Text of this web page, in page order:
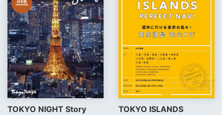
TOKYO NIGHT Story
TOKYO ISLANDS